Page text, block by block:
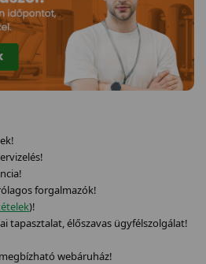
forgalmazók!
)!
tapasztalat, élőszavas ügyfélszolgálat!
webáruház!